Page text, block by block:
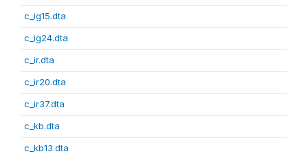
c_ig15.dta
c_ig24.dta
c_ir.dta
c_ir20.dta
c_ir37.dta
c_kb.dta
c_kb13.dta